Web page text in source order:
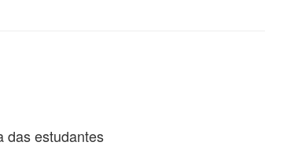
das estudantes